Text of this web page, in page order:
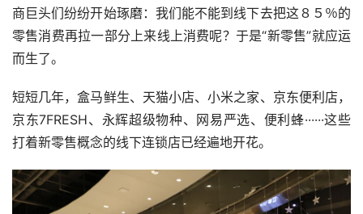
商巨头们纷纷开始琢磨：我们能不能到线下去把这８５％的
零售消费再拉一部分上来线上消费呢？于是“新零售”就应运
而生了。
短短几年，盒马鲜生、天猫小店、小米之家、京东便利店，
京东7FRESH、永辉超级物种、网易严选、便利蜂······这些
打着新零售概念的线下连锁店已经遍地开花。